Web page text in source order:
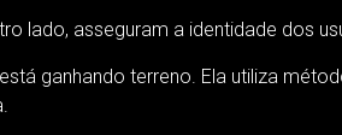
lado, asseguram a identidade dos
ganhando terreno. Ela utiliza